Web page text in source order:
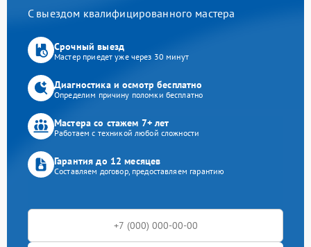
С выездом квалифицированного мастера
Срочный выезд
Мастер приедет уже через 30 минут
Диагностика и осмотр бесплатно
Определим причину поломки бесплатно
Мастера со стажем 7+ лет
Работаем с техникой любой сложности
Гарантия до 12 месяцев
Составляем договор, предоставляем гарантию